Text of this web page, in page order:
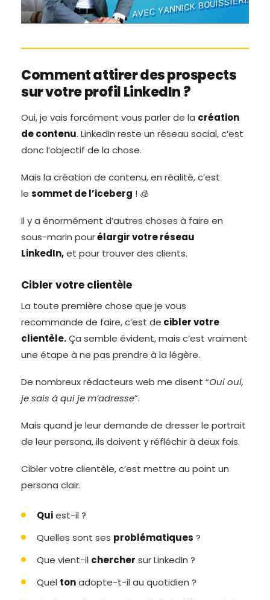
Comment attirer des prospects
sur votre profil LinkedIn ?
Oui, je vais forcément vous parler de la création
de contenu. LinkedIn reste un réseau social, c’est
donc l’objectif de la chose.
Mais la création de contenu, en réalité, c’est
le sommet de l’iceberg ! 🧊
Il y a énormément d’autres choses à faire en
sous-marin pourélargir votre réseau
LinkedIn,et pour trouver des clients.
Cibler votre clientèle
La toute première chose que je vous
recommande de faire, c’est de cibler votre
clientèle.Ça semble évident, mais c’est vraiment
une étape à ne pas prendre à la légère.
De nombreux rédacteurs web me disent “Oui oui,
je sais à qui je m’adresse”.
Mais quand je leur demande de dresser le portrait
de leur persona, ils doivent y réfléchir à deux fois.
Cibler votre clientèle, c’est mettre au point un
persona clair.
Quiest-il ?
Quelles sont ses problématiques ?
Que vient-il chercher sur LinkedIn ?
Quel tonadopte-t-il au quotidien ?